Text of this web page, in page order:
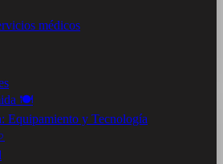
médicos
🍽️
Equipamiento y Tecnología